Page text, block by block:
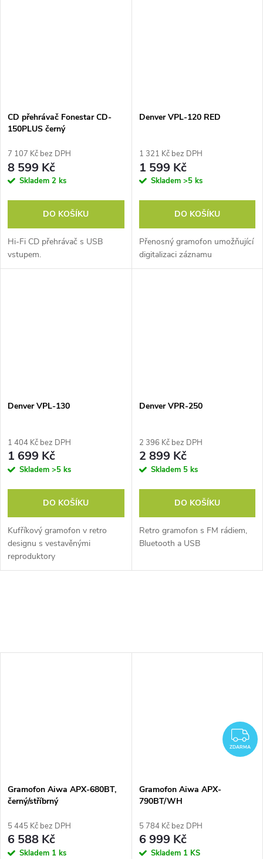
CD přehrávač Fonestar CD-
150PLUS černý
7 107 Kč bez DPH
8 599 Kč
Skladem 2 ks
DO KOŠÍKU
Hi-Fi CD přehrávač s USB
vstupem.
Denver VPL-120 RED
1 321 Kč bez DPH
1 599 Kč
Skladem >5 ks
DO KOŠÍKU
Přenosný gramofon umožňující
digitalizaci záznamu
Denver VPL-130
1 404 Kč bez DPH
1 699 Kč
Skladem >5 ks
DO KOŠÍKU
Kufříkový gramofon v retro
designu s vestavěnými
reproduktory
Denver VPR-250
2 396 Kč bez DPH
2 899 Kč
Skladem 5 ks
DO KOŠÍKU
Retro gramofon s FM rádiem,
Bluetooth a USB
Gramofon Aiwa APX-680BT,
černý/stříbrný
5 445 Kč bez DPH
6 588 Kč
Skladem 1 ks
ZDARMA
Gramofon Aiwa APX-
790BT/WH
5 784 Kč bez DPH
6 999 Kč
Skladem 1 KS